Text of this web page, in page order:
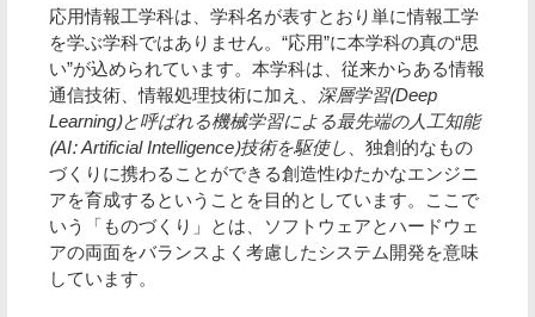
応用情報工学科は、学科名が表すとおり単に情報工学
を学ぶ学科ではありません。“応用”に本学科の真の“思
い”が込められています。本学科は、従来からある情報
通信技術、情報処理技術に加え、 深層学習(Deep
Learning)と呼ばれる機械学習による最先端の人工知能
(AI: Artificial Intelligence)技術を駆使し、独創的なもの
づくりに携わることができる創造性ゆたかなエンジニ
アを育成するということを目的としています。ここで
いう「ものづくり」とは、ソフトウェアとハードウェ
アの両面をバランスよく考慮したシステム開発を意味
しています。